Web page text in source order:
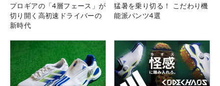
プロギアの「4層フェース」が
切り開く高初速ドライバーの
新時代
猛暑を乗り切る！ こだわり機
能派パンツ4選